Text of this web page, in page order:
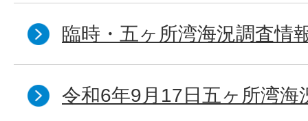
臨時・五ヶ所湾海況調査情
令和6年9月17日五ヶ所湾海